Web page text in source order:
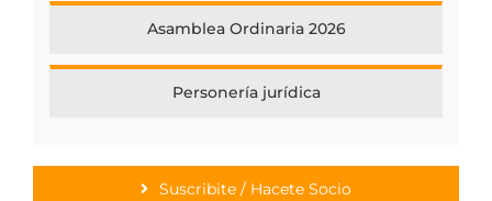
Asamblea Ordinaria 2026
Personería jurídica
Suscribite / Hacete Socio